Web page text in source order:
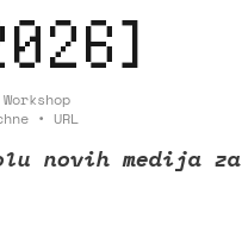
Workshop
•URL
novih medija za